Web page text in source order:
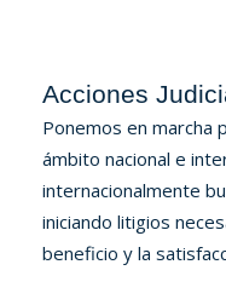
Acciones
Ponemos en marcha
ámbito nacional e
internacionalmente
iniciando litigios
beneficio y la